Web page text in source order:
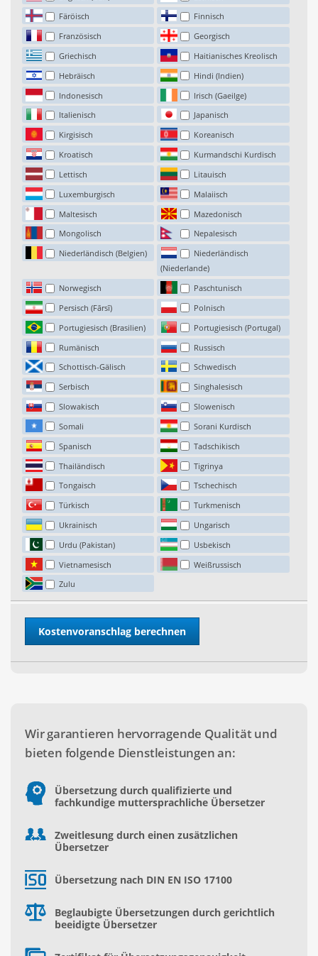
Färöisch
Finnisch
Französisch
Georgisch
Griechisch
Haitianisches Kreolisch
Hebräisch
Hindi (Indien)
Indonesisch
Irisch (Gaeilge)
Italienisch
Japanisch
Kirgisisch
Koreanisch
Kroatisch
Kurmandschi Kurdisch
Lettisch
Litauisch
Luxemburgisch
Malaiisch
Maltesisch
Mazedonisch
Mongolisch
Nepalesisch
Niederländisch (Belgien)
Niederländisch
(Niederlande)
Norwegisch
Paschtunisch
Persisch (Fārsī)
Polnisch
Portugiesisch (Brasilien)
Portugiesisch (Portugal)
Rumänisch
Russisch
Schottisch-Gälisch
Schwedisch
Serbisch
Singhalesisch
Slowakisch
Slowenisch
Somali
Sorani Kurdisch
Spanisch
Tadschikisch
Thailändisch
Tigrinya
Tongaisch
Tschechisch
Türkisch
Turkmenisch
Ukrainisch
Ungarisch
Urdu (Pakistan)
Usbekisch
Vietnamesisch
Weißrussisch
Zulu
Wir garantieren hervorragende Qualität und
bieten folgende Dienstleistungen an:
Übersetzung durch qualifizierte und
fachkundige muttersprachliche Übersetzer
Zweitlesung durch einen zusätzlichen
Übersetzer
Übersetzung nach DIN EN ISO 17100
Beglaubigte Übersetzungen durch gerichtlich
beeidigte Übersetzer